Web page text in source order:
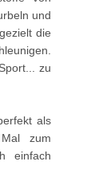
und
die
zu
als
zum
einfach